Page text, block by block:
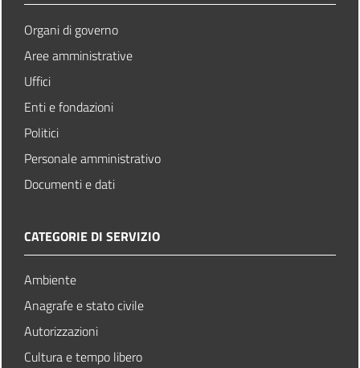
Organi di governo
Aree amministrative
Uffici
Enti e fondazioni
Politici
Personale amministrativo
Documenti e dati
CATEGORIE DI SERVIZIO
Ambiente
Anagrafe e stato civile
Autorizzazioni
Cultura e tempo libero